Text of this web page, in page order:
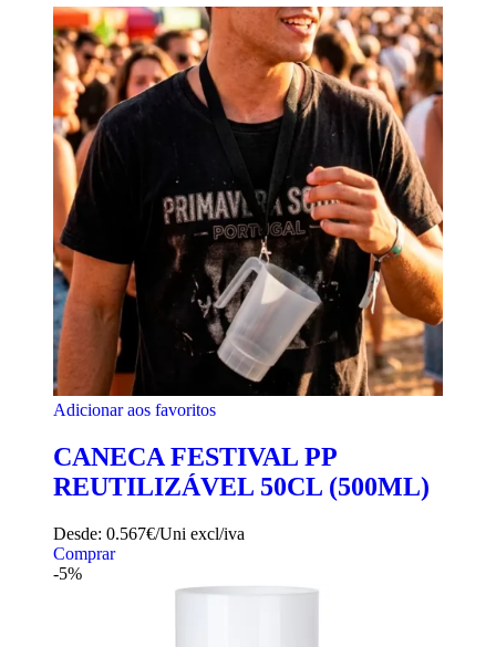
Adicionar aos favoritos
CANECA FESTIVAL PP
REUTILIZÁVEL 50CL (500ML)
Desde: 0.567€/Uni excl/iva
Comprar
-5%